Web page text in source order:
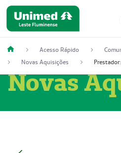
Acesso Rápido
Novas Aquisições
Novas